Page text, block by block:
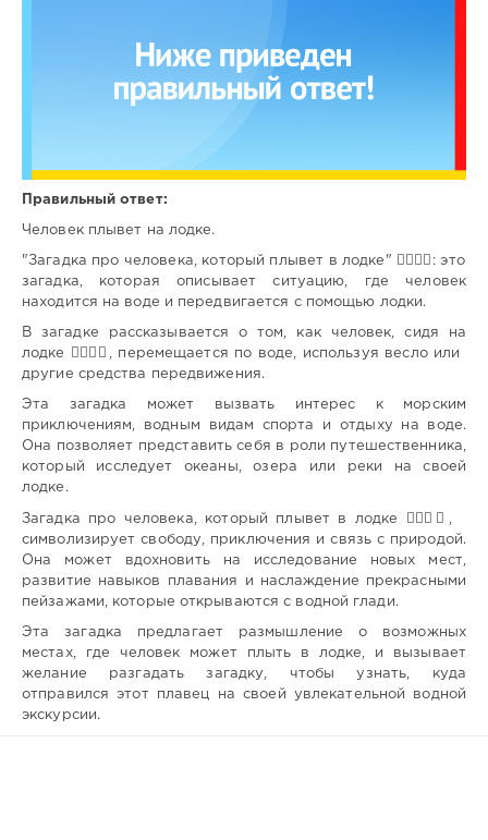
Правильный ответ:
Человек плывет на лодке.
"Загадка про человека, который плывет в лодке" 🚣🏼‍♂️⛵: это
загадка, которая описывает ситуацию, где человек
находится на воде и передвигается с помощью лодки.
В загадке рассказывается о том, как человек, сидя на
лодке 🚣🏼‍♂️⛵, перемещается по воде, используя весло или
другие средства передвижения.
Эта загадка может вызвать интерес к морским
приключениям, водным видам спорта и отдыху на воде.
Она позволяет представить себя в роли путешественника,
который исследует океаны, озера или реки на своей
лодке.
Загадка про человека, который плывет в лодке 🚣🏼‍♂️⛵,
символизирует свободу, приключения и связь с природой.
Она может вдохновить на исследование новых мест,
развитие навыков плавания и наслаждение прекрасными
пейзажами, которые открываются с водной глади.
Эта загадка предлагает размышление о возможных
местах, где человек может плыть в лодке, и вызывает
желание разгадать загадку, чтобы узнать, куда
отправился этот плавец на своей увлекательной водной
экскурсии.